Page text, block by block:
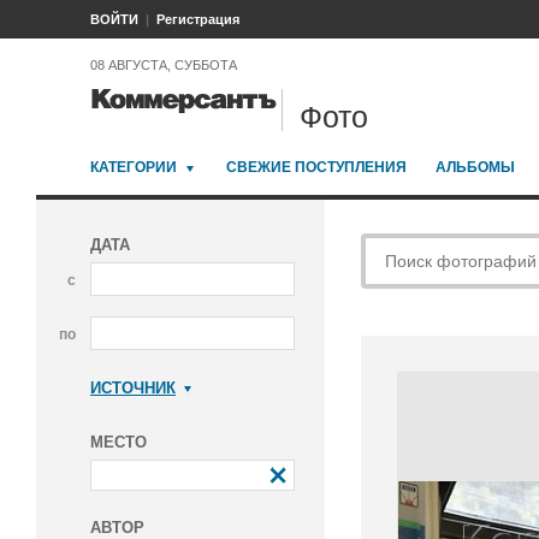
ВОЙТИ Регистрация
08 АВГУСТА, СУББОТА
Фото
КАТЕГОРИИ СВЕЖИЕ ПОСТУПЛЕНИЯ АЛЬБОМЫ
ДАТА
с
по
ИСТОЧНИК
МЕСТО
АВТОР